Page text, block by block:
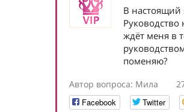
В настоящий
ждёт меня в
поменяю?
Автор вопроса: Мила
Facebook
Twitter